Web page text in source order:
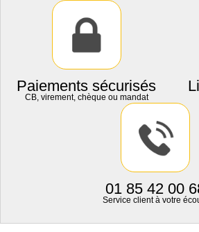
Paiements sécurisés
CB, virement, chèque ou mandat
01 85 42 00
Service client à votre